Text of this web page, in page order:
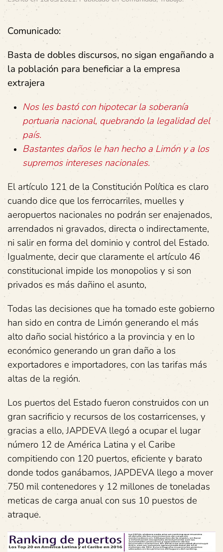
Comunicado:
Basta de dobles discursos, no sigan engañando a
la población para beneficiar a la empresa
extrajera
Nos les bastó con hipotecar la soberanía
portuaria nacional, quebrando la legalidaddel
país.
Bastantes daños le han hecho a Limón y a los
supremos intereses nacionales.
El artículo 121 de la Constitución Política es claro
cuando dice que los ferrocarriles, muelles y
aeropuertos nacionales no podrán ser enajenados,
arrendados ni gravados, directa o indirectamente,
ni salir en forma del dominio y control del Estado.
Igualmente, decir que claramente el artículo 46
constitucional impide los monopolios y si son
privados es más dañino el asunto,
Todas las decisiones que ha tomado este gobierno
han sido en contra de Limón generando el más
alto daño social histórico a la provincia y en lo
económico generando un gran daño a los
exportadores e importadores, con las tarifas más
altas de la región.
Los puertos del Estado fueron construidos con un
gran sacrificio y recursos de los costarricenses, y
gracias a ello, JAPDEVA llegó a ocupar el lugar
número 12 de América Latina y el Caribe
compitiendo con 120 puertos, eficiente y barato
donde todos ganábamos, JAPDEVA llego a mover
750 mil contenedores y 12 millones de toneladas
meticas de carga anual con sus 10 puestos de
atraque.